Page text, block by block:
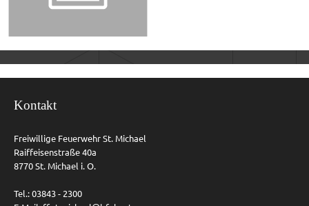
Kontakt
Freiwillige Feuerwehr St. Michael
Raiffeisenstraße 40a
8770 St. Michael i. O.
Tel.: 03843 - 2300